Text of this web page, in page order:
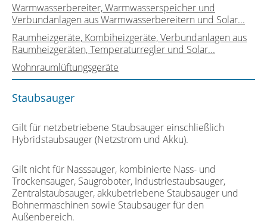
Warmwasserbereiter, Warmwasserspeicher und
Verbundanlagen aus Warmwasserbereitern und Solar...
Raumheizgeräte, Kombiheizgeräte, Verbundanlagen aus
Raumheizgeräten, Temperaturregler und Solar...
Wohnraumlüftungsgeräte
Staubsauger
Gilt für netzbetriebene Staubsauger einschließlich
Hybridstaubsauger (Netzstrom und Akku).
Gilt nicht für Nasssauger, kombinierte Nass- und
Trockensauger, Saugroboter, Industriestaubsauger,
Zentralstaubsauger, akkubetriebene Staubsauger und
Bohnermaschinen sowie Staubsauger für den
Außenbereich.